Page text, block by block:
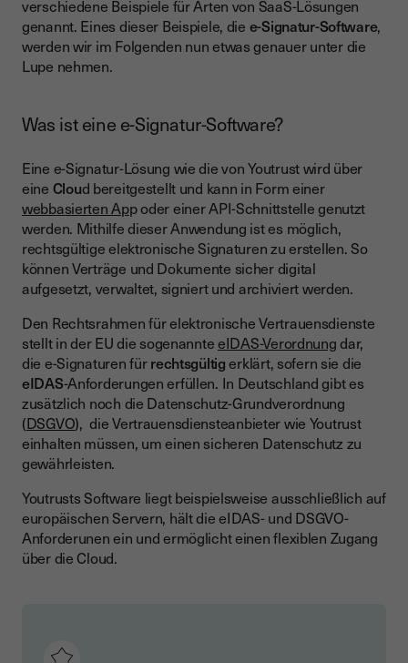
verschiedene Beispiele für Arten von SaaS-Lösungen
genannt. Eines dieser Beispiele, die e-Signatur-Software,
werden wir im Folgenden nun etwas genauer unter die
Lupe nehmen.
Was ist eine e-Signatur-Software?
Eine e-Signatur-Lösung wie die von Youtrust wird über
eine Cloud bereitgestellt und kann in Form einer
webbasierten App oder einer API-Schnittstelle genutzt
werden. Mithilfe dieser Anwendung ist es möglich,
rechtsgültige elektronische Signaturen zu erstellen. So
können Verträge und Dokumente sicher digital
aufgesetzt, verwaltet, signiert und archiviert werden.
Den Rechtsrahmen für elektronische Vertrauensdienste
stellt in der EU die sogenannteeIDAS-Verordnungdar,
die e-Signaturen fürrechtsgültigerklärt, sofern sie die
eIDAS-Anforderungen erfüllen. In Deutschland gibt es
zusätzlich noch die Datenschutz-Grundverordnung
(DSGVO), die Vertrauensdiensteanbieter wie Youtrust
einhalten müssen, um einen sicheren Datenschutz zu
gewährleisten.
Youtrusts Software liegt beispielsweise ausschließlich auf
europäischen Servern, hält die eIDAS- und DSGVO-
Anforderunen ein und ermöglicht einen flexiblen Zugang
über die Cloud.